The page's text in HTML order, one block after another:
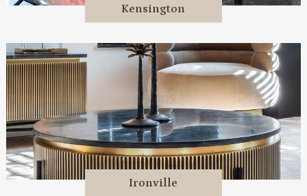
Kensington
Ironville